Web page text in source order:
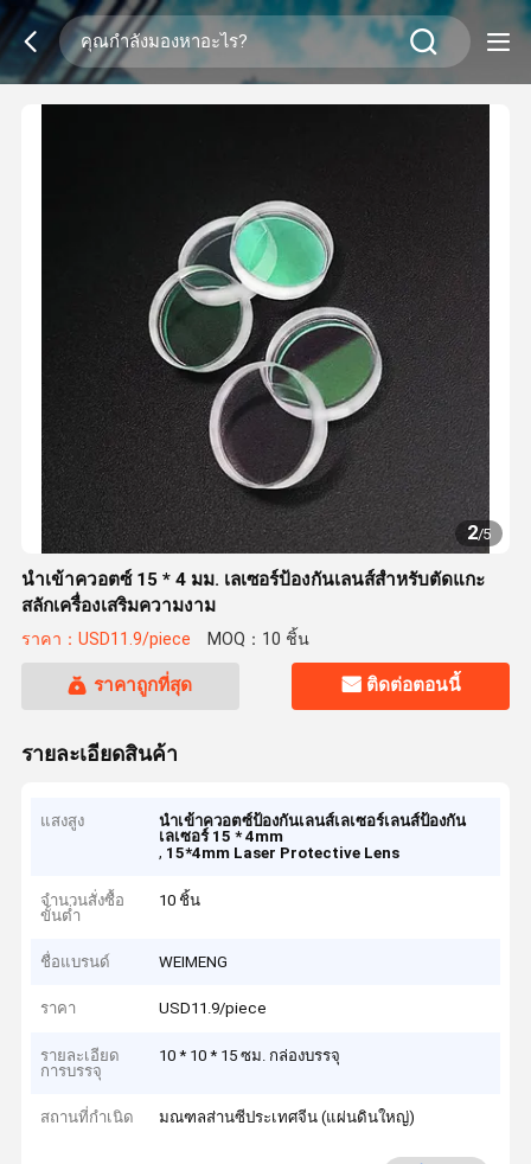
2/5
นำเข้าควอตซ์ 15 * 4 มม. เลเซอร์ป้องกันเลนส์สำหรับตัดแกะ
สลักเครื่องเสริมความงาม
ราคา：USD11.9/piece MOQ：10 ชิ้น
ราคาถูกที่สุด ติดต่อตอนนี้
รายละเอียดสินค้า
แสงสูง
นำเข้าควอตซ์ป้องกันเลนส์เลเซอร์เลนส์ป้องกัน
เลเซอร์ 15 * 4mm
, 15*4mm Laser Protective Lens
จำนวนสั่งซื้อ
ขั้นต่ำ
10 ชิ้น
ชื่อแบรนด์ WEIMENG
ราคา USD11.9/piece
รายละเอียด
การบรรจุ
10 * 10 * 15 ซม. กล่องบรรจุ
สถานที่กำเนิด มณฑลส่านซีประเทศจีน (แผ่นดินใหญ่)